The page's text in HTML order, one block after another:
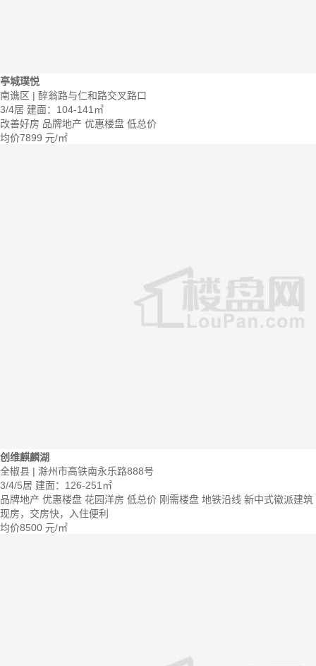
亭城璞悦
南谯区 | 醉翁路与仁和路交叉路口
3/4居 建面：104-141㎡
改善好房 品牌地产 优惠楼盘 低总价
均价7899 元/㎡
创维麒麟湖
全椒县 | 滁州市高铁南永乐路888号
3/4/5居 建面：126-251㎡
品牌地产 优惠楼盘 花园洋房 低总价 刚需楼盘 地铁沿线 新中式徽派建筑
现房，交房快，入住便利
均价8500 元/㎡